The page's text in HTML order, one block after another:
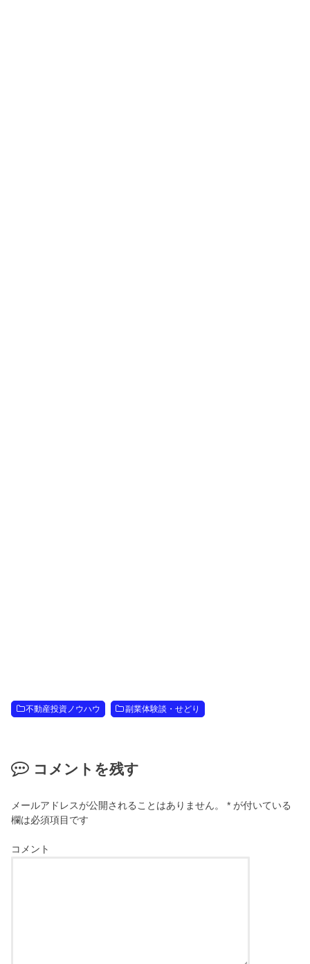
不動産投資ノウハウ 副業体験談・せどり
コメントを残す
メールアドレスが公開されることはありません。 * が付いている
欄は必須項目です
コメント